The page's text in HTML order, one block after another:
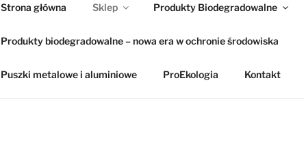
Strona główna Sklep Produkty Biodegradowalne
Produkty biodegradowalne – nowa era w ochronie środowiska
Puszki metalowe i aluminiowe ProEkologia Kontakt